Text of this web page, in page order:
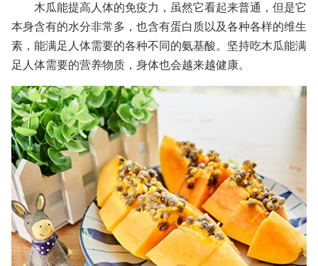
木瓜能提高人体的免疫力，虽然它看起来普通，但是它
本身含有的水分非常多，也含有蛋白质以及各种各样的维生
素，能满足人体需要的各种不同的氨基酸。坚持吃木瓜能满
足人体需要的营养物质，身体也会越来越健康。